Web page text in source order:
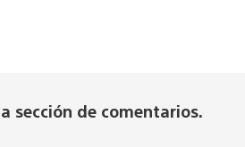
sección de comentarios.